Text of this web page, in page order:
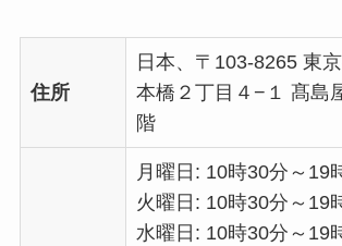
住所
日本、〒103-8265 東
本橋２丁目４−１ 髙島
階
月曜日: 10時30分～19
火曜日: 10時30分～19
水曜日: 10時30分～19